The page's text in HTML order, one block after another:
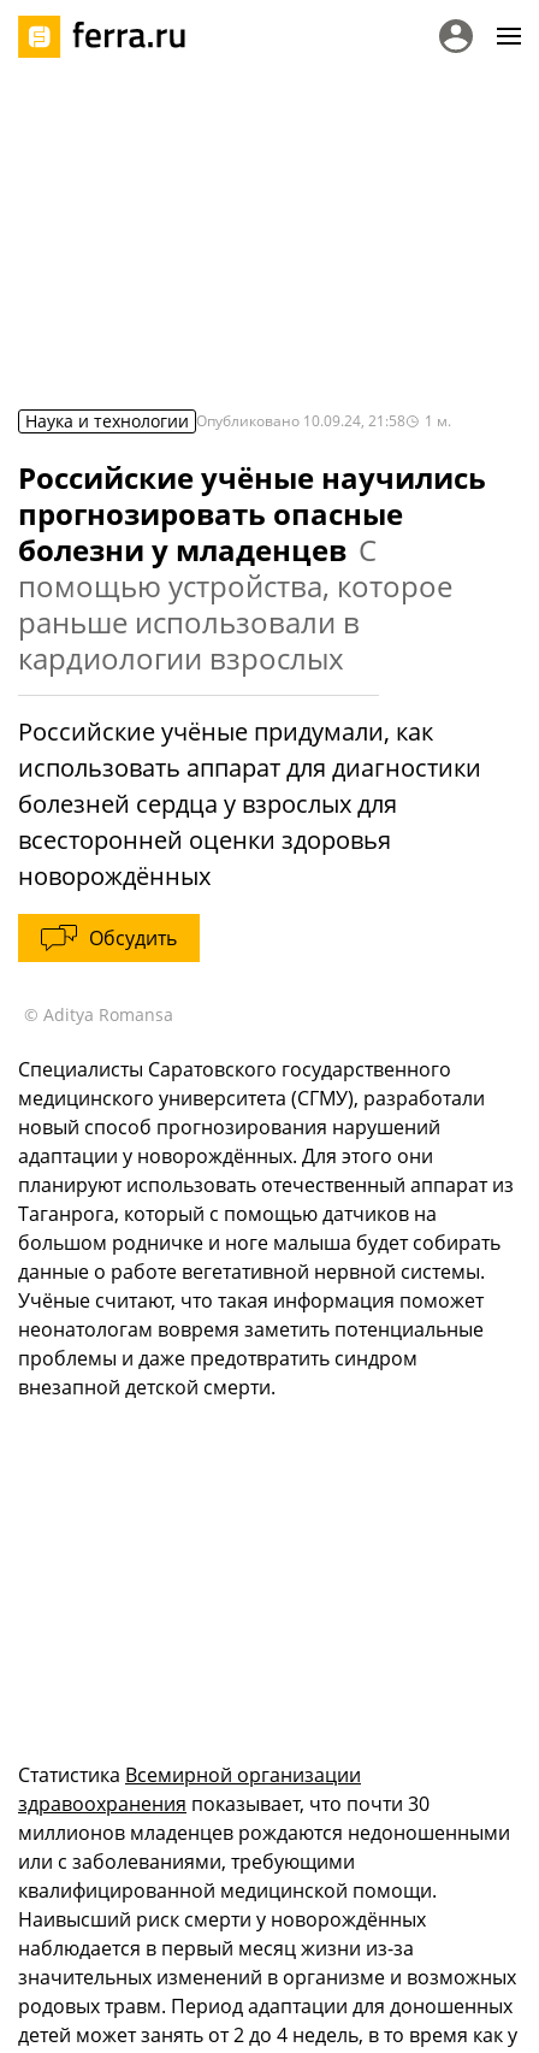
Наука и технологии Опубликовано 10.09.24, 21:58 1 м.
Российские учёные научились
прогнозировать опасные
болезни у младенцев С
помощью устройства, которое
раньше использовали в
кардиологии взрослых
Российские учёные придумали, как
использовать аппарат для диагностики
болезней сердца у взрослых для
всесторонней оценки здоровья
новорождённых
Обсудить
© Aditya Romansa
Специалисты Саратовского государственного
медицинского университета (СГМУ), разработали
новый способ прогнозирования нарушений
адаптации у новорождённых. Для этого они
планируют использовать отечественный аппарат из
Таганрога, который с помощью датчиков на
большом родничке и ноге малыша будет собирать
данные о работе вегетативной нервной системы.
Учёные считают, что такая информация поможет
неонатологам вовремя заметить потенциальные
проблемы и даже предотвратить синдром
внезапной детской смерти.
Статистика Всемирной организации
здравоохранения показывает, что почти 30
миллионов младенцев рождаются недоношенными
или с заболеваниями, требующими
квалифицированной медицинской помощи.
Наивысший риск смерти у новорождённых
наблюдается в первый месяц жизни из-за
значительных изменений в организме и возможных
родовых травм. Период адаптации для доношенных
детей может занять от 2 до 4 недель, в то время как у